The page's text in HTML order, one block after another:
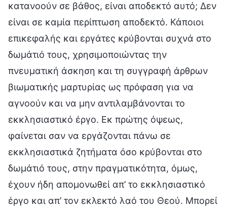
κατανοούν σε βάθος, είναι αποδεκτό αυτό; Δεν
είναι σε καμία περίπτωση αποδεκτό. Κάποιοι
επικεφαλής και εργάτες κρύβονται συχνά στο
δωμάτιό τους, χρησιμοποιώντας την
πνευματική άσκηση και τη συγγραφή άρθρων
βιωματικής μαρτυρίας ως πρόφαση για να
αγνοούν και να μην αντιλαμβάνονται το
εκκλησιαστικό έργο. Εκ πρώτης όψεως,
φαίνεται σαν να εργάζονται πάνω σε
εκκλησιαστικά ζητήματα όσο κρύβονται στο
δωμάτιό τους, στην πραγματικότητα, όμως,
έχουν ήδη απομονωθεί απ’ το εκκλησιαστικό
έργο και απ’ τον εκλεκτό λαό του Θεού. Μπορεί